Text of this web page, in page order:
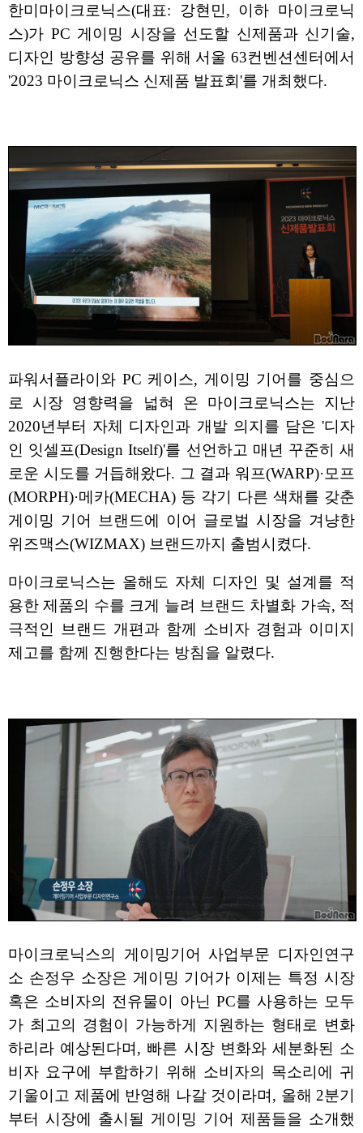
한미마이크로닉스(대표: 강현민, 이하 마이크로닉
스)가 PC 게이밍 시장을 선도할 신제품과 신기술,
디자인 방향성 공유를 위해 서울 63컨벤션센터에서
'2023 마이크로닉스 신제품 발표회'를 개최했다.
파워서플라이와 PC 케이스, 게이밍 기어를 중심으
로 시장 영향력을 넓혀 온 마이크로닉스는 지난
2020년부터 자체 디자인과 개발 의지를 담은 '디자
인 잇셀프(Design Itself)'를 선언하고 매년 꾸준히 새
로운 시도를 거듭해왔다. 그 결과 워프(WARP)·모프
(MORPH)·메카(MECHA) 등 각기 다른 색채를 갖춘
게이밍 기어 브랜드에 이어 글로벌 시장을 겨냥한
위즈맥스(WIZMAX) 브랜드까지 출범시켰다.
마이크로닉스는 올해도 자체 디자인 및 설계를 적
용한 제품의 수를 크게 늘려 브랜드 차별화 가속, 적
극적인 브랜드 개편과 함께 소비자 경험과 이미지
제고를 함께 진행한다는 방침을 알렸다.
마이크로닉스의 게이밍기어 사업부문 디자인연구
소 손정우 소장은 게이밍 기어가 이제는 특정 시장
혹은 소비자의 전유물이 아닌 PC를 사용하는 모두
가 최고의 경험이 가능하게 지원하는 형태로 변화
하리라 예상된다며, 빠른 시장 변화와 세분화된 소
비자 요구에 부합하기 위해 소비자의 목소리에 귀
기울이고 제품에 반영해 나갈 것이라며, 올해 2분기
부터 시장에 출시될 게이밍 기어 제품들을 소개했